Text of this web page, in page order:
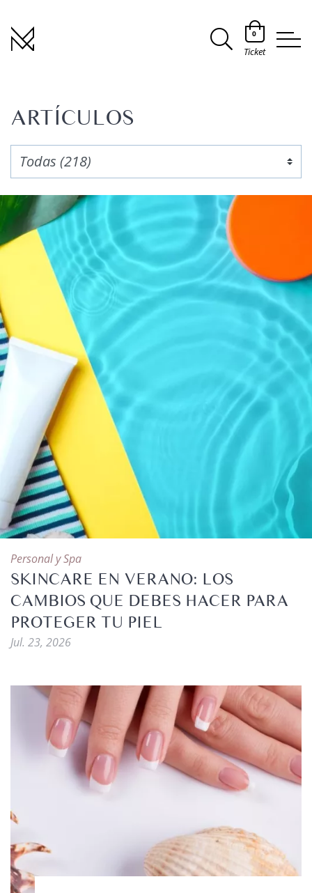
0
Ticket
ARTÍCULOS
Personal y Spa
SKINCARE EN VERANO: LOS
CAMBIOS QUE DEBES HACER PARA
PROTEGER TU PIEL
Jul. 23, 2026